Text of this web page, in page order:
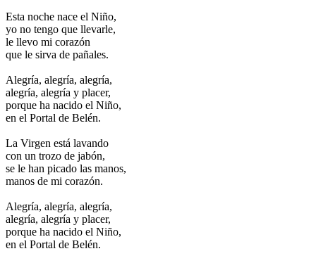
Esta noche nace el Niño,
yo no tengo que llevarle,
le llevo mi corazón
que le sirva de pañales.
Alegría, alegría, alegría,
alegría, alegría y placer,
porque ha nacido el Niño,
en el Portal de Belén.
La Virgen está lavando
con un trozo de jabón,
se le han picado las manos,
manos de mi corazón.
Alegría, alegría, alegría,
alegría, alegría y placer,
porque ha nacido el Niño,
en el Portal de Belén.